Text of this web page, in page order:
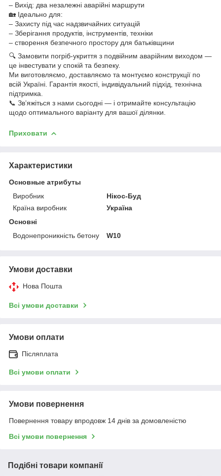
– Вихід: два незалежні аварійні маршрути
🏡 Ідеально для:
– Захисту під час надзвичайних ситуацій
– Зберігання продуктів, інструментів, техніки
– створення безпечного простору для батьківщини
🔍 Замовити погріб-укриття з подвійним аварійним виходом —
це інвестувати у спокій та безпеку.
Ми виготовляємо, доставляємо та монтуємо конструкції по
всій Україні. Гарантія якості, індивідуальний підхід, технічна
підтримка.
📞 Зв’яжіться з нами сьогодні — і отримайте консультацію
щодо оптимального варіанту для вашої ділянки.
Приховати
Характеристики
Основные атрибуты
Виробник
Нікос-Буд
Країна виробник
Україна
Основні
Водонепроникність бетону
W10
Умови доставки
Нова Пошта
Всі умови доставки
Умови оплати
Післяплата
Всі умови оплати
Умови повернення
Повернення товару впродовж 14 днів за домовленістю
Всі умови повернення
Подібні товари компанії